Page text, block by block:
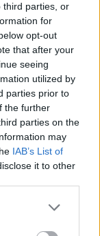
third parties, or
for
opt-out
that after your
seeing
utilized by
parties prior to
the further
parties on the
may
IAB’s List of
it to other
more Google
may click to